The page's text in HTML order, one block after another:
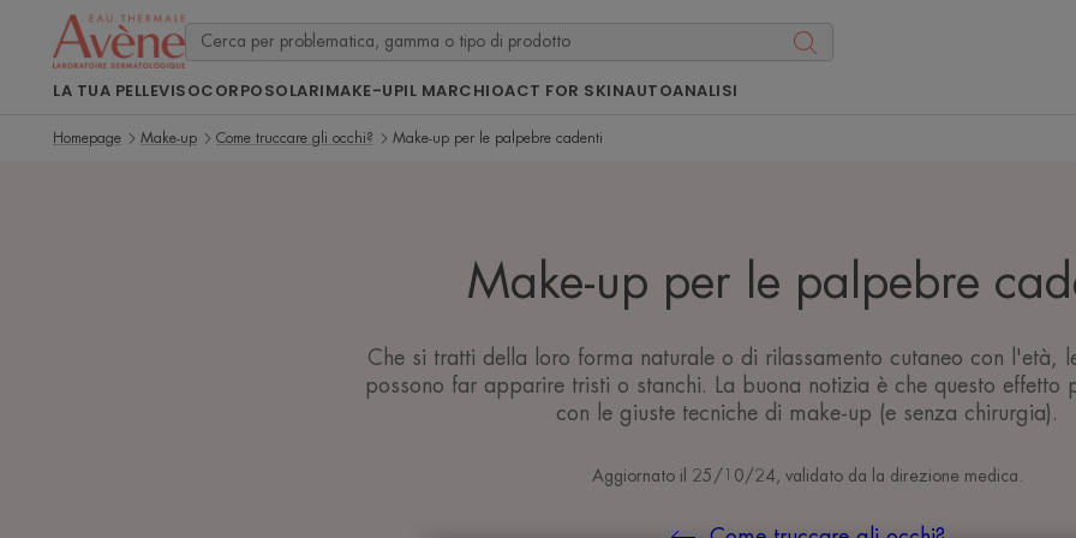
LA TUA PELLEVISOCORPOSOLARIMAKE-UPIL MARCHIOACT FOR SKINAUTOANALISI
Homepage Make-up Come truccare gli occhi? Make-up per le palpebre cadenti
Make-up per le palpebre
Che si tratti della loro forma naturale o di rilassamento cutaneo con l'età,
possono far apparire tristi o stanchi. La buona notizia è che questo effetto
con le giuste tecniche di make-up (e senza chirurgia).
Aggiornato il 25/10/24, validato da la direzione medica